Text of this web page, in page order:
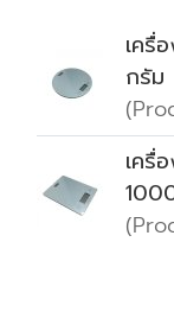
เครื่
กรัม
เครื่